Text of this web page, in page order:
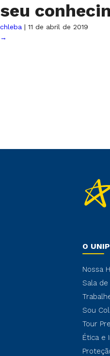
seu
chleba | 11 de abril de 2019
→
O
Nossa
Sala
Sou
Tour
Ética e